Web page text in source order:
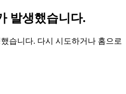
발생했습니다.
습니다. 다시 시도하거나 홈으로